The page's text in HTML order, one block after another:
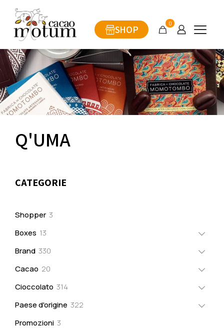
SHOP
0
Q'UMA
CATEGORIE
Shopper 3
Boxes 13
Brand 330
Cacao 20
Cioccolato 314
Paese d'origine 322
Promozioni 3